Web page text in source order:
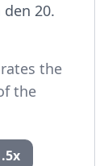
20.
the
the